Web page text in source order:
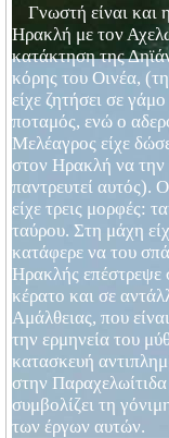
Γνωστή είναι και
Ηρακλή με τον
κατάκτηση της
κόρης του Οινέα,
είχε ζητήσει σε
ποταμός, ενώ ο
Μελέαγρος είχε
στον Ηρακλή να την
παντρευτεί αυτός).
είχε τρεις μορφές:
ταύρου. Στη μάχη
κατάφερε να του
Ηρακλής επέστρεψε
κέρατο και σε
Αμάλθειας, που
την ερμηνεία του
κατασκευή
στην
συμβολίζει τη
των έργων αυτών.